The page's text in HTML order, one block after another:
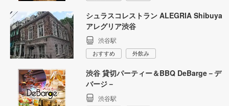
シュラスコレストラン ALEGRIA Shibuya
アレグリア渋谷
渋谷駅
おすすめ 外飲み
渋谷 貸切パーティー＆BBQ DeBarge－デ
バージ－
渋谷駅